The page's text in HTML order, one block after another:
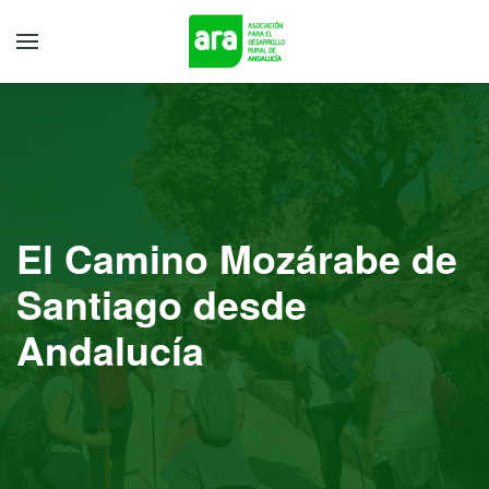
El Camino Mozárabe de
Santiago desde
Andalucía